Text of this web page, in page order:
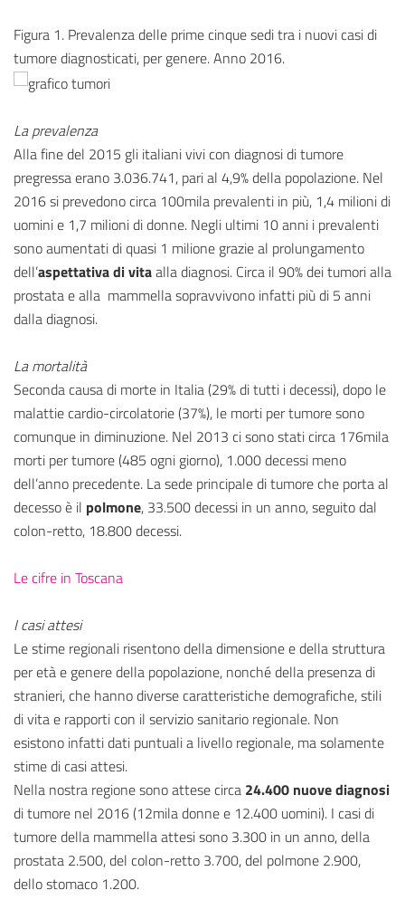
Figura 1. Prevalenza delle prime cinque sedi tra i nuovi casi di
tumore diagnosticati, per genere. Anno 2016.
La prevalenza
Alla fine del 2015 gli italiani vivi con diagnosi di tumore
pregressa erano 3.036.741, pari al 4,9% della popolazione. Nel
2016 si prevedono circa 100mila prevalenti in più, 1,4 milioni di
uomini e 1,7 milioni di donne. Negli ultimi 10 anni i prevalenti
sono aumentati di quasi 1 milione grazie al prolungamento
dell’aspettativa di vitaalla diagnosi. Circa il 90% dei tumori alla
prostata e alla mammella sopravvivono infatti più di 5 anni
dalla diagnosi.
La mortalità
Seconda causa di morte in Italia (29% di tutti i decessi), dopo le
malattie cardio-circolatorie (37%), le morti per tumore sono
comunque in diminuzione. Nel 2013 ci sono stati circa 176mila
morti per tumore (485 ogni giorno), 1.000 decessi meno
dell’anno precedente. La sede principale di tumore che porta al
decesso è il polmone, 33.500 decessi in un anno, seguito dal
colon-retto, 18.800 decessi.
Le cifre in Toscana
I casi attesi
Le stime regionali risentono della dimensione e della struttura
per età e genere della popolazione, nonché della presenza di
stranieri, che hanno diverse caratteristiche demografiche, stili
di vita e rapporti con il servizio sanitario regionale. Non
esistono infatti dati puntuali a livello regionale, ma solamente
stime di casi attesi.
Nella nostra regione sono attese circa 24.400 nuove diagnosi
di tumore nel 2016 (12mila donne e 12.400 uomini). I casi di
tumore della mammella attesi sono 3.300 in un anno, della
prostata 2.500, del colon-retto 3.700, del polmone 2.900,
dello stomaco 1.200.